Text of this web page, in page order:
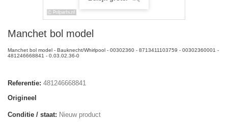
Manchet bol model
Manchet bol model - Bauknecht/Whirlpool - 00302360 - 8713411103759 - 00302360001 -
481246668841 - 0.03.02.36-0
Referentie: 481246668841
Origineel
Conditie / staat: Nieuw product